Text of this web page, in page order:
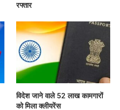
रफ्तार
विदेश जाने वाले 52 लाख कामगारों
को मिला क्लीयरेंस